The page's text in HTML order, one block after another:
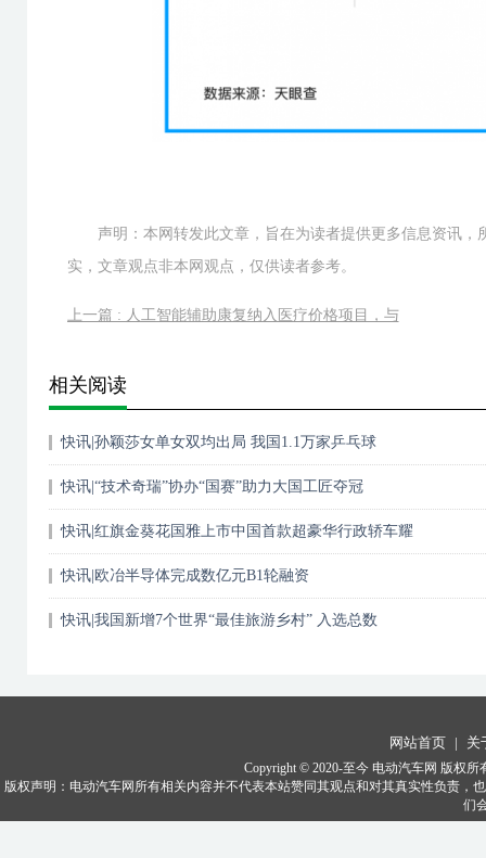
声明：本网转发此文章，旨在为读者提供更多信息资讯
实，文章观点非本网观点，仅供读者参考。
上一篇 : 人工智能辅助康复纳入医疗价格项目，与
相关阅读
快讯|孙颖莎女单女双均出局 我国1.1万家乒乓球
快讯|“技术奇瑞”协办“国赛”助力大国工匠夺冠
快讯|红旗金葵花国雅上市中国首款超豪华行政轿车耀
快讯|欧冶半导体完成数亿元B1轮融资
快讯|我国新增7个世界“最佳旅游乡村” 入选总数
网站首页 | 关
Copyright © 2020-至今 电动汽车网 版权
版权声明：电动汽车网所有相关内容并不代表本站赞同其观点和对其真实性负责
们